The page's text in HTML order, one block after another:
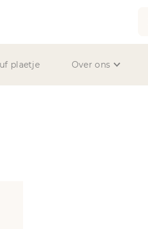
plaetje Over ons